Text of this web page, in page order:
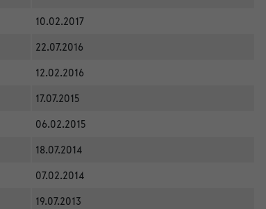
10.02.2017
22.07.2016
12.02.2016
17.07.2015
06.02.2015
18.07.2014
07.02.2014
19.07.2013